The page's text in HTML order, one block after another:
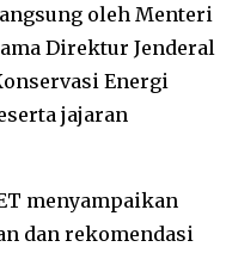
oleh Menteri
Direktur Jenderal
Energi
jajaran
menyampaikan
dan rekomendasi